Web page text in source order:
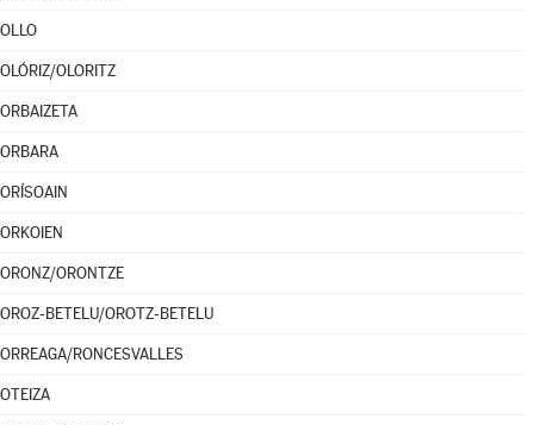
OLLO
OLÓRIZ/OLORITZ
ORBAIZETA
ORBARA
ORÍSOAIN
ORKOIEN
ORONZ/ORONTZE
OROZ-BETELU/OROTZ-BETELU
ORREAGA/RONCESVALLES
OTEIZA